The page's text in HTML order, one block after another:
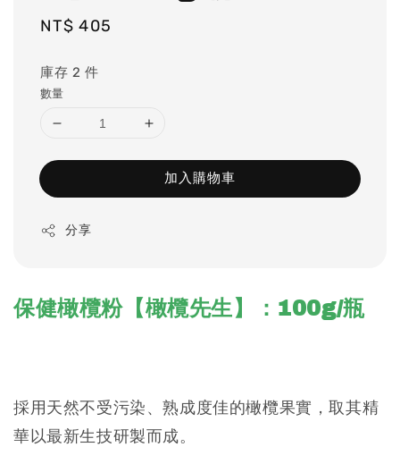
Regular
NT$ 405
庫存 2 件
數量
加入購物車
分享
保健橄欖粉【橄欖先生】：100g/瓶
採用天然不受污染、熟成度佳的橄欖果實，取其精
華以最新生技研製而成。